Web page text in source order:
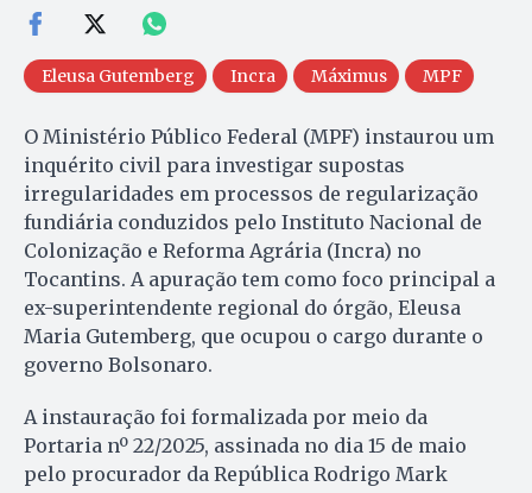
Eleusa Gutemberg Incra Máximus MPF
O Ministério Público Federal (MPF) instaurou um
inquérito civil para investigar supostas
irregularidades em processos de regularização
fundiária conduzidos pelo Instituto Nacional de
Colonização e Reforma Agrária (Incra) no
Tocantins. A apuração tem como foco principal a
ex-superintendente regional do órgão, Eleusa
Maria Gutemberg, que ocupou o cargo durante o
governo Bolsonaro.
A instauração foi formalizada por meio da
Portaria nº 22/2025, assinada no dia 15 de maio
pelo procurador da República Rodrigo Mark